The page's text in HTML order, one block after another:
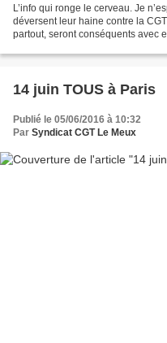
L’info qui ronge le cerveau. Je
déversent leur haine contre la
partout, seront conséquents avec
14 juin TOUS à Paris
Publié le 05/06/2016 à 10:32
Par Syndicat CGT Le Meux